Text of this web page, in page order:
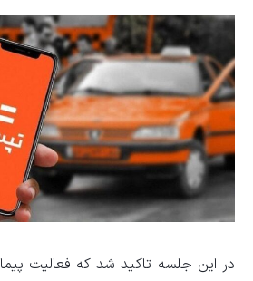
در این جلسه تاکید شد که فعالیت